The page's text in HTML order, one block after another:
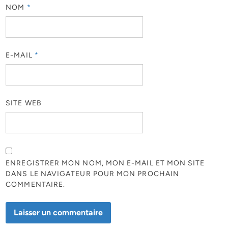
NOM *
E-MAIL *
SITE WEB
ENREGISTRER MON NOM, MON E-MAIL ET MON SITE
DANS LE NAVIGATEUR POUR MON PROCHAIN
COMMENTAIRE.